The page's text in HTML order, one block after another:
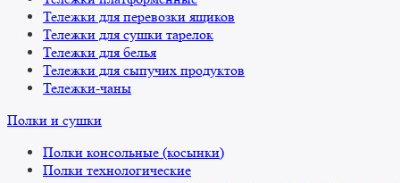
Тележки для перевозки ящиков
Тележки для сушки тарелок
Тележки для белья
Тележки для сыпучих продуктов
Тележки-чаны
Полки и сушки
Полки консольные (косынки)
Полки технологические